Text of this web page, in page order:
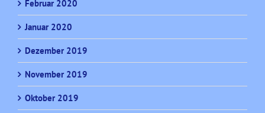
Februar 2020
Januar 2020
Dezember 2019
November 2019
Oktober 2019